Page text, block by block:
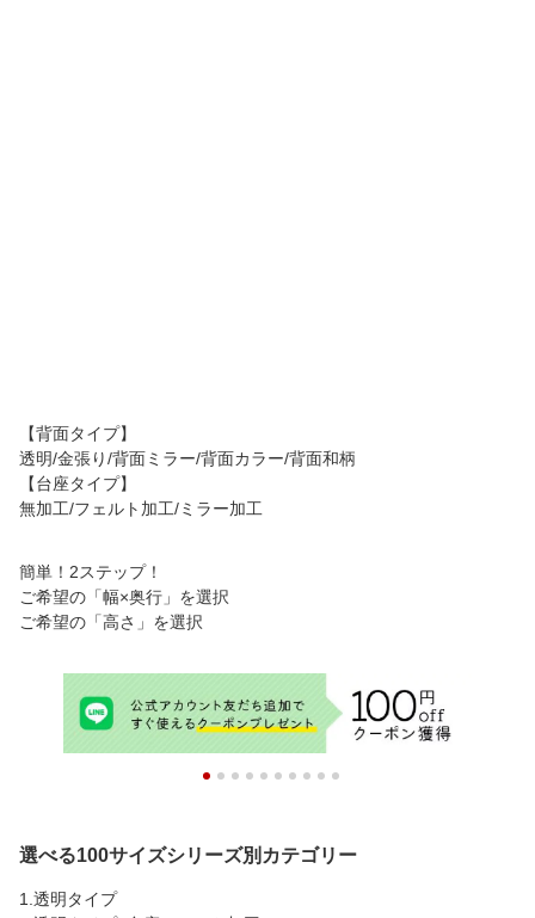
【背面タイプ】
透明/金張り/背面ミラー/背面カラー/背面和柄
【台座タイプ】
無加工/フェルト加工/ミラー加工
簡単！2ステップ！
ご希望の「幅×奥行」を選択
ご希望の「高さ」を選択
選べる100サイズシリーズ別カテゴリー
1.透明タイプ